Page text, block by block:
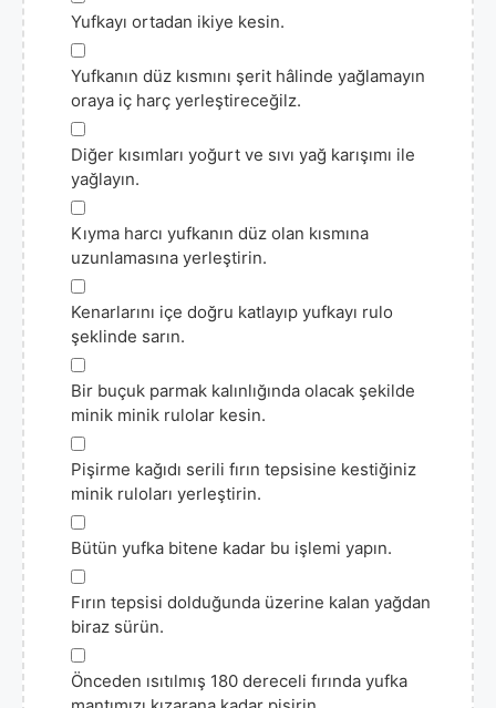
Yufkayı ortadan ikiye kesin.
▢
Yufkanın düz kısmını şerit hâlinde yağlamayın
oraya iç harç yerleştireceğilz.
▢
Diğer kısımları yoğurt ve sıvı yağ karışımı ile
yağlayın.
▢
Kıyma harcı yufkanın düz olan kısmına
uzunlamasına yerleştirin.
▢
Kenarlarını içe doğru katlayıp yufkayı rulo
şeklinde sarın.
▢
Bir buçuk parmak kalınlığında olacak şekilde
minik minik rulolar kesin.
▢
Pişirme kağıdı serili fırın tepsisine kestiğiniz
minik ruloları yerleştirin.
▢
Bütün yufka bitene kadar bu işlemi yapın.
▢
Fırın tepsisi dolduğunda üzerine kalan yağdan
biraz sürün.
▢
Önceden ısıtılmış 180 dereceli fırında yufka